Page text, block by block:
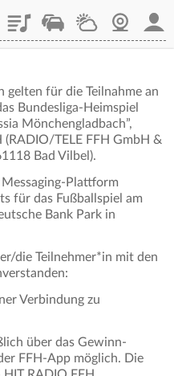
PlaylistStaupilotWetterWebcam
gelten für die Teilnahme an
Bundesliga-Heimspiel
Mönchengladbach”,
TELE FFH GmbH &
Bad Vilbel).
Plattform
für das Fußballspiel am
Bank Park in
die Teilnehmer*in mit den
Verbindung zu
über das Gewinn-
FFH-App möglich. Die